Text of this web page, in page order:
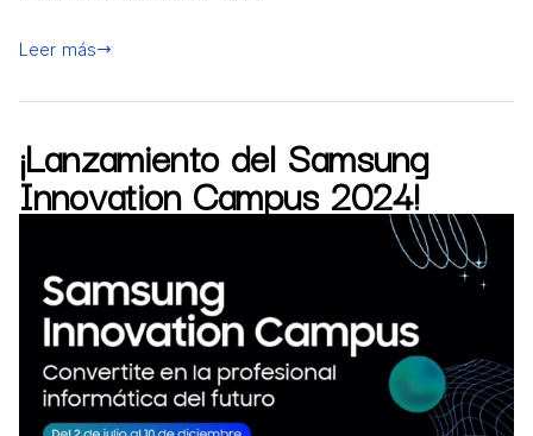
Leer más
¡Lanzamiento del Samsung
Innovation Campus 2024!